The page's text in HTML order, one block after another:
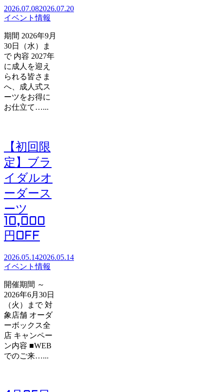
2026.07.082026.07.20
イベント情報
期間 2026年9月
30日（水）ま
で 内容 2027年
に成人を迎え
られる皆さま
へ、成人式ス
ーツをお得に
お仕立て…...
【初回限
定】ブラ
イダルオ
ーダース
ーツ
10,000
円OFF
2026.05.142026.05.14
イベント情報
開催期間 ～
2026年6月30日
（火）まで 対
象店舗 オーダ
ーボックス全
店 キャンペー
ン内容 ■WEB
でのご来…...